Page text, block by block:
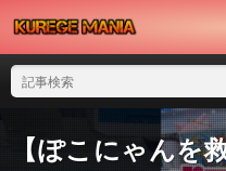
【ぽこにゃんを